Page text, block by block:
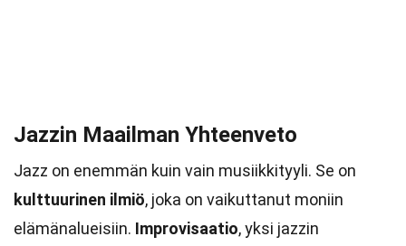
Jazzin Maailman Yhteenveto
Jazz on enemmän kuin vain musiikkityyli. Se on
kulttuurinen ilmiö, joka on vaikuttanut moniin
elämänalueisiin. Improvisaatio, yksi jazzin